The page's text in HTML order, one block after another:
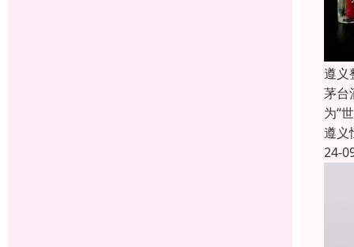
遵义
茅台
为“
遵义
24-